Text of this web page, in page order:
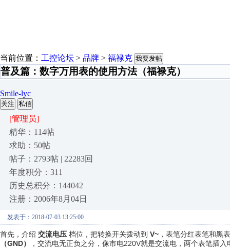
当前位置： 工控论坛 > 品牌 > 福禄克 我要发帖
普及篇：数字万用表的使用方法（福禄克）
Smile-lyc
关注 私信
[管理员]
精华：114帖
求助：50帖
帖子：2793帖 | 22283回
年度积分：311
历史总积分：144042
注册：2006年8月04日
发表于：2018-07-03 13:25:00
首先，介绍 交流电压 档位，把转换开关拨动到 V~ ，表笔分红表笔和黑
（GND）
，交流电无正负之分，像市电220V就是交流电，两个表笔插